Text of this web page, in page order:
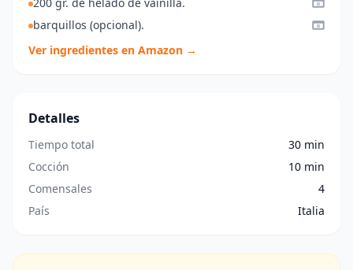
barquillos (opcional).
Ver ingredientes en Amazon →
Detalles
Tiempo total
30 min
Cocción
10 min
Comensales
4
País
Italia